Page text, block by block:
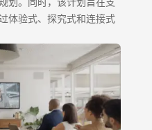
体验式、探究式和连接式